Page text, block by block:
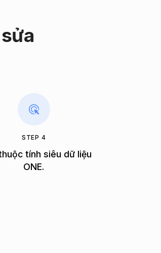
STEP 4
tính siêu dữ liệu
ONE.